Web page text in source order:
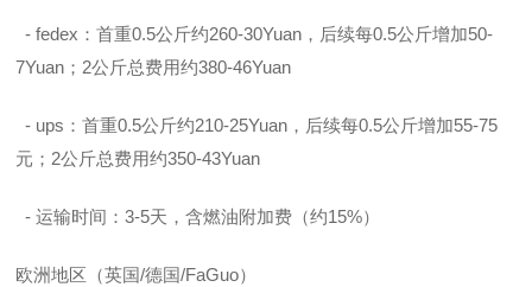
- fedex：首重0.5公斤约260-30Yuan，后续每0.5公斤增加50-
7Yuan；2公斤总费用约380-46Yuan
- ups：首重0.5公斤约210-25Yuan，后续每0.5公斤增加55-75
元；2公斤总费用约350-43Yuan
- 运输时间：3-5天，含燃油附加费（约15%）
欧洲地区（英国/德国/FaGuo）